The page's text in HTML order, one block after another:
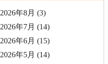
2026年8月 (3)
2026年7月 (14)
2026年6月 (15)
2026年5月 (14)